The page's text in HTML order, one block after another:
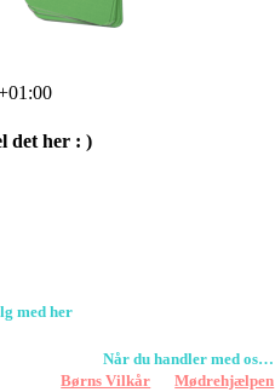
det her : )
med her
Når du handler med os…
Støtter viBørns Vilkår ogMødrehjælpen